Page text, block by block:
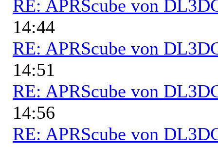
RE: APRScube von
14:44
RE: APRScube von
14:51
RE: APRScube von
14:56
RE: APRScube von